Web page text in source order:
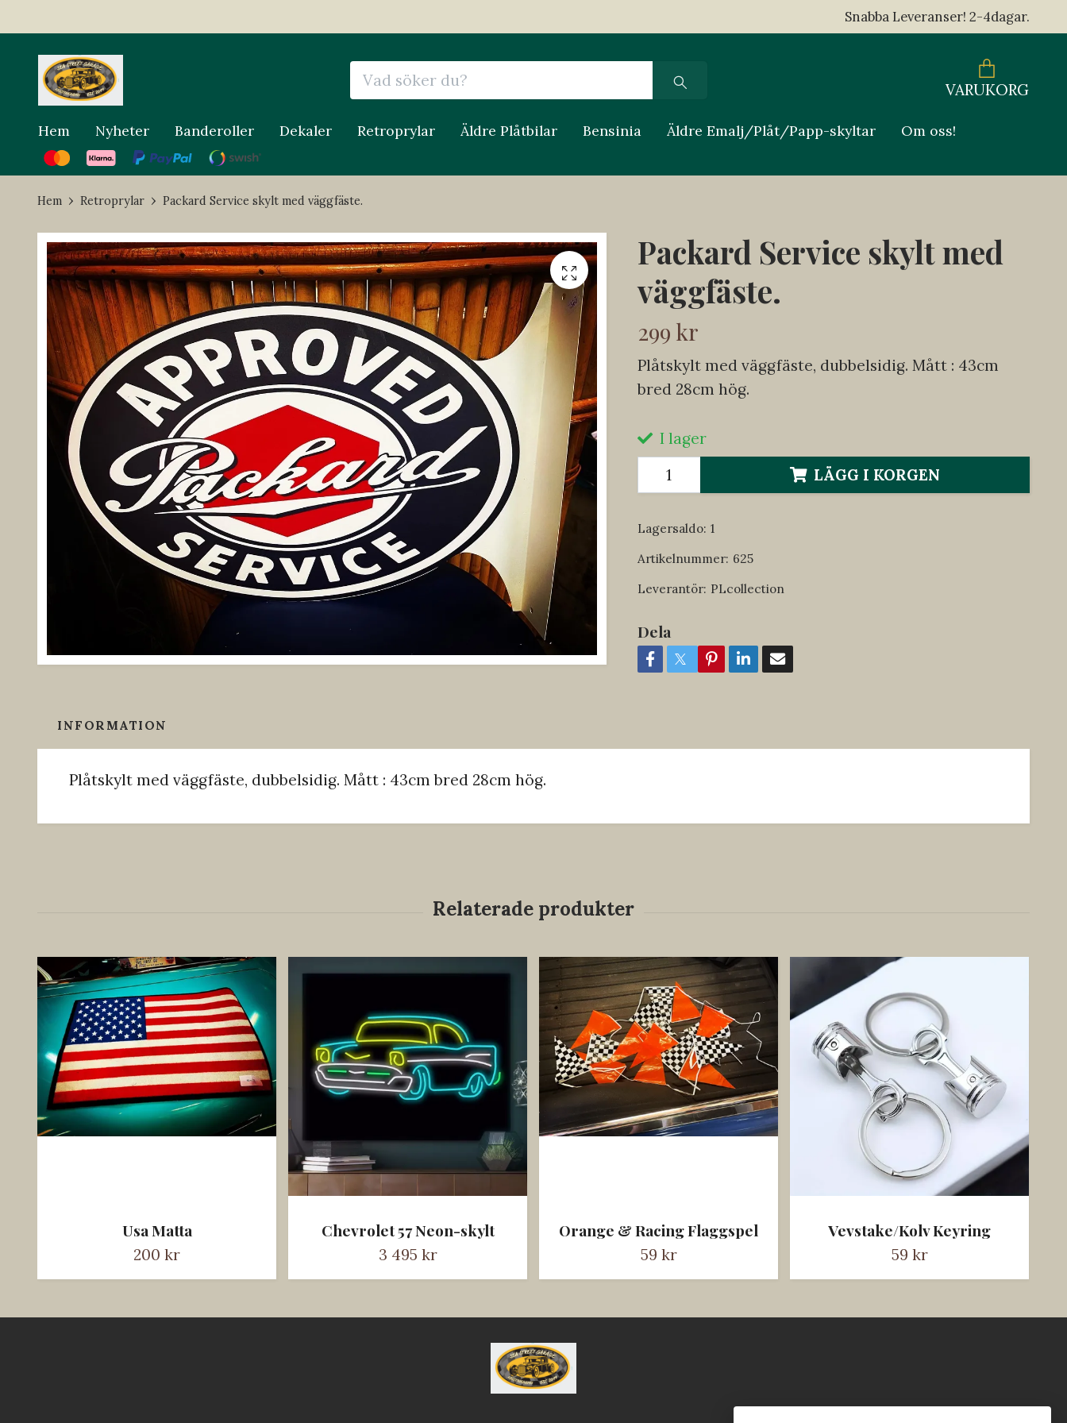
Snabba Leveranser! 2-4dagar.
VARUKORG
Hem Nyheter Banderoller Dekaler Retroprylar Äldre Plåtbilar Bensinia Äldre Emalj/Plåt/Papp-skyltar Om oss!
Hem Retroprylar Packard Service skylt med väggfäste.
Packard Service skylt med
väggfäste.
299 kr
Plåtskylt med väggfäste, dubbelsidig. Mått : 43cm
bred 28cm hög.
I lager
LÄGG I KORGEN
Lagersaldo: 1
Artikelnummer: 625
Leverantör: PLcollection
Dela
INFORMATION
Plåtskylt med väggfäste, dubbelsidig. Mått : 43cm bred 28cm hög.
Usa Matta
200 kr
Chevrolet 57 Neon-skylt
3 495 kr
Orange & Racing Flaggspel
59 kr
Vevstake/Kolv Keyring
59 kr